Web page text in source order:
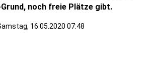
noch freie Plätze gibt.
16.05.2020 07:48